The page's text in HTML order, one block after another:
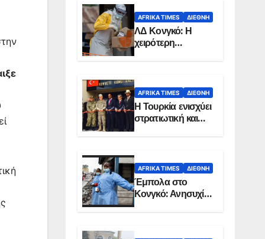
AFRIKA TIMES ΔΙΕΘΝΉ
ΛΔ Κονγκό: Η
χειρότερη
επιδημία Έμπολα
χώρας
AFRIKA TIMES ΔΙΕΘΝΉ
Η Τουρκία ενισχύει
στρατιωτική και
ενεργειακή
Σομαλία
AFRIKA TIMES ΔΙΕΘΝΉ
Έμπολα στο
Κονγκό: Ανησυχία
για τη μεγάλη